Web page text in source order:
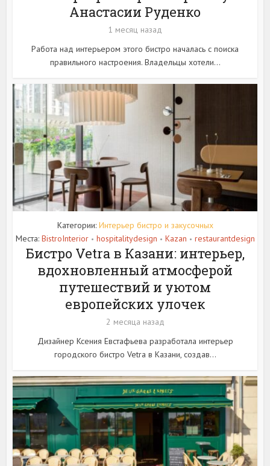
Анастасии Руденко
1 месяц назад
Работа над интерьером этого бистро началась с поиска
правильного настроения. Владельцы хотели...
Категории: Интерьер бистро и закусочных
Места: BistroInterior • hospitalitydesign • Kazan • restaurantdesign
Бистро Vetra в Казани: интерьер,
вдохновленный атмосферой
путешествий и уютом
европейских улочек
2 месяца назад
Дизайнер Ксения Евстафьева разработала интерьер
городского бистро Vetra в Казани, создав...